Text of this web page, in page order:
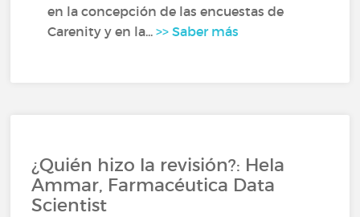
en la concepción de las encuestas de
Carenity y en la...>> Saber más
¿Quién hizo la revisión?: Hela
Ammar, Farmacéutica Data
Scientist